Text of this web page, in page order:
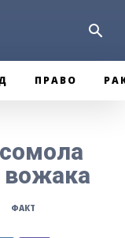
ПРАВО
вожака
ФАКТ